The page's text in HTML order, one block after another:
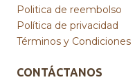
Politica de reembolso
Política de privacidad
Términos y Condiciones
CONTÁCTANOS